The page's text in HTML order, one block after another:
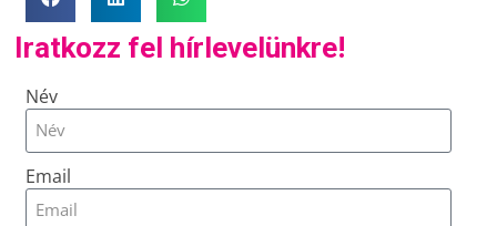
Iratkozz fel hírlevelünkre!
Név
Email